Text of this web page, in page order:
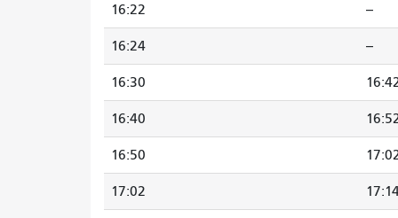
16:22 --
16:24 --
16:30
16:40
16:50
17:02